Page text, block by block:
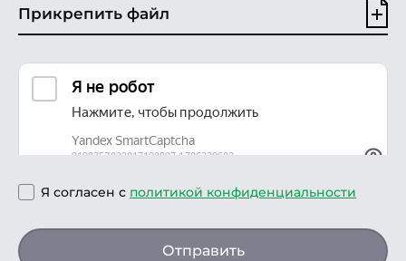
Прикрепить файл
Я согласен с политикой конфиденциальности
Отправить